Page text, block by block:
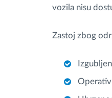
vozila nisu
Zastoj zbog